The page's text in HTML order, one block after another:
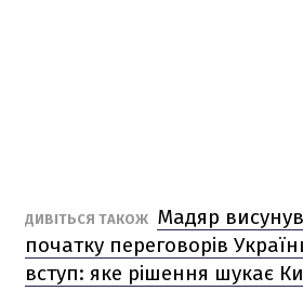
ДИВІТЬСЯ ТАКОЖ Мадяр
початку переговорів
вступ: яке рішення шукає